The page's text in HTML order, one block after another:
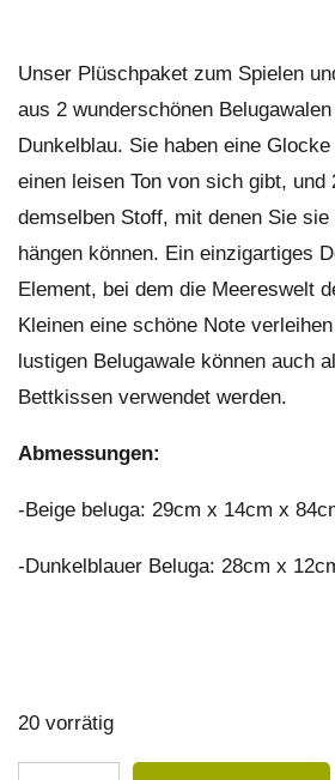
Unser Plüschpaket zum Spielen
aus 2 wunderschönen
Dunkelblau. Sie haben eine
einen leisen Ton von sich gibt, und
demselben Stoff, mit denen Sie
hängen können. Ein einzigartiges
Element, bei dem die Meereswelt
Kleinen eine schöne Note
lustigen Belugawale können auch
Bettkissen verwendet werden.
Abmessungen:
-Beige beluga: 29cm x 14cm x
-Dunkelblauer Beluga: 28cm x
20 vorrätig